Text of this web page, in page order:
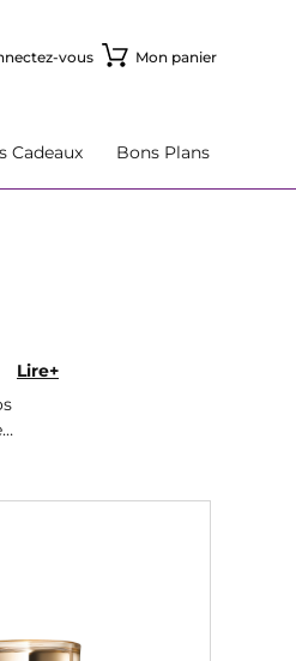
vous Mon panier
Cadeaux Bons Plans
Lire+